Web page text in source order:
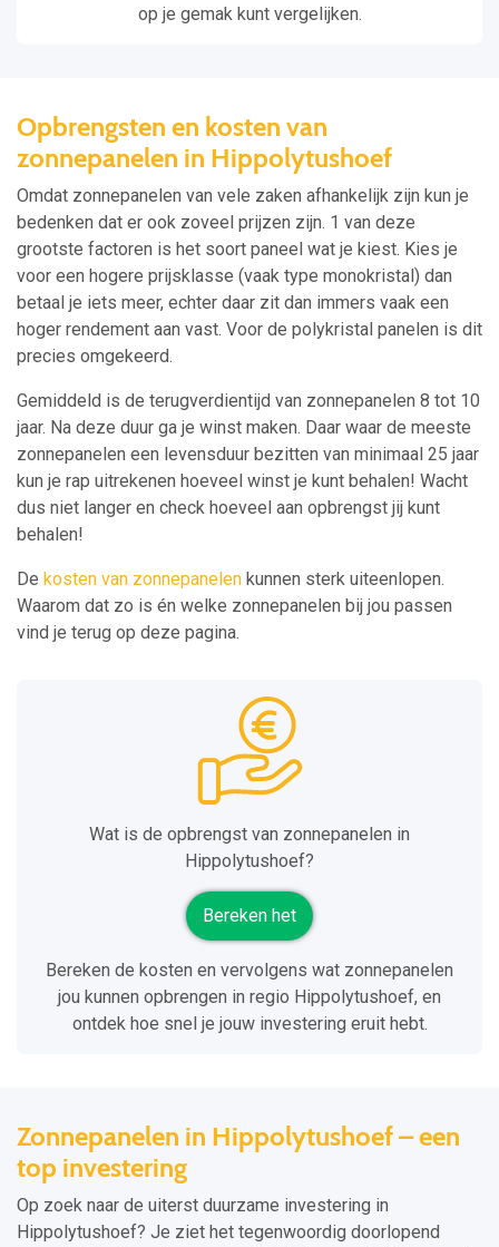
op je gemak kunt vergelijken.
Opbrengsten en kosten van
zonnepanelen in Hippolytushoef
Omdat zonnepanelen van vele zaken afhankelijk zijn kun je
bedenken dat er ook zoveel prijzen zijn. 1 van deze
grootste factoren is het soort paneel wat je kiest. Kies je
voor een hogere prijsklasse (vaak type monokristal) dan
betaal je iets meer, echter daar zit dan immers vaak een
hoger rendement aan vast. Voor de polykristal panelen is dit
precies omgekeerd.
Gemiddeld is de terugverdientijd van zonnepanelen 8 tot 10
jaar. Na deze duur ga je winst maken. Daar waar de meeste
zonnepanelen een levensduur bezitten van minimaal 25 jaar
kun je rap uitrekenen hoeveel winst je kunt behalen! Wacht
dus niet langer en check hoeveel aan opbrengst jij kunt
behalen!
De kosten van zonnepanelen kunnen sterk uiteenlopen.
Waarom dat zo is én welke zonnepanelen bij jou passen
vind je terug op deze pagina.
Wat is de opbrengst van zonnepanelen in
Hippolytushoef?
Bereken het
Bereken de kosten en vervolgens wat zonnepanelen
jou kunnen opbrengen in regio Hippolytushoef, en
ontdek hoe snel je jouw investering eruit hebt.
Zonnepanelen in Hippolytushoef – een
top investering
Op zoek naar de uiterst duurzame investering in
Hippolytushoef? Je ziet het tegenwoordig doorlopend